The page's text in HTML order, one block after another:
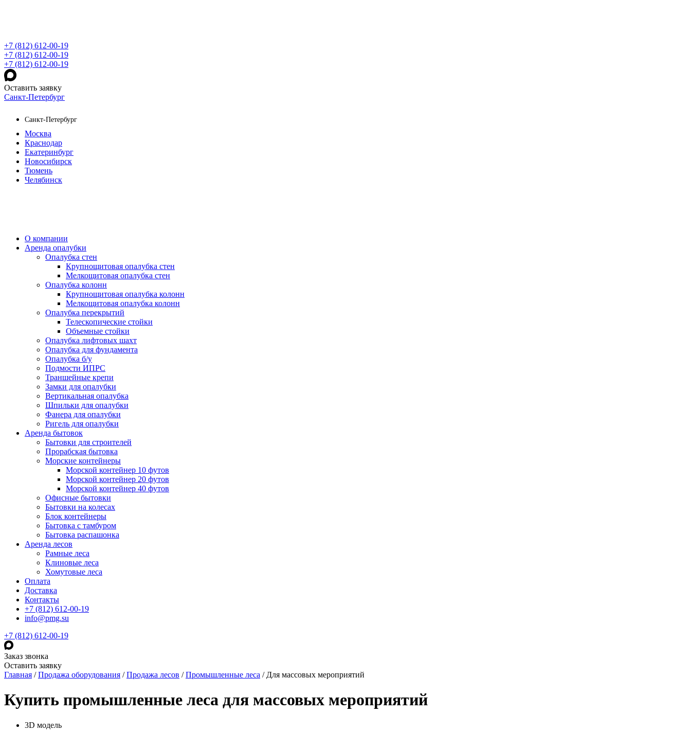
+7 (812) 612-00-19
+7 (812) 612-00-19
+7 (812) 612-00-19
Оставить заявку
Санкт-Петербург
Санкт-Петербург
Москва
Краснодар
Екатеринбург
Новосибирск
Тюмень
Челябинск
О компании
Аренда опалубки
Опалубка стен
Крупнощитовая опалубка стен
Мелкощитовая опалубка стен
Опалубка колонн
Крупнощитовая опалубка колонн
Мелкощитовая опалубка колонн
Опалубка перекрытий
Телескопические стойки
Объемные стойки
Опалубка лифтовых шахт
Опалубка для фундамента
Опалубка б/у
Подмости ИПРС
Траншейные крепи
Замки для опалубки
Вертикальная опалубка
Шпильки для опалубки
Фанера для опалубки
Ригель для опалубки
Аренда бытовок
Бытовки для строителей
Прорабская бытовка
Морские контейнеры
Морской контейнер 10 футов
Морской контейнер 20 футов
Морской контейнер 40 футов
Офисные бытовки
Бытовки на колесах
Блок контейнеры
Бытовка с тамбуром
Бытовка распашонка
Аренда лесов
Рамные леса
Клиновые леса
Хомутовые леса
Оплата
Доставка
Контакты
+7 (812) 612-00-19
info@pmg.su
+7 (812) 612-00-19
Заказ звонка
Оставить заявку
Главная /Продажа оборудования /Продажа лесов /Промышленные леса / Для массовых мероприятий
Купить промышленные леса для массовых мероприятий
3D модель